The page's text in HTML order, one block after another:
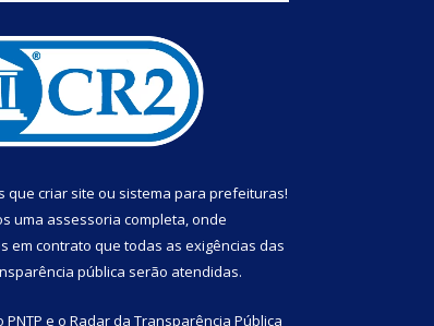
que criar site ou sistema para prefeituras!
uma assessoria completa, onde
em contrato que todas as exigências das
pública serão atendidas.
PNTP e o Radar da Transparência Pública